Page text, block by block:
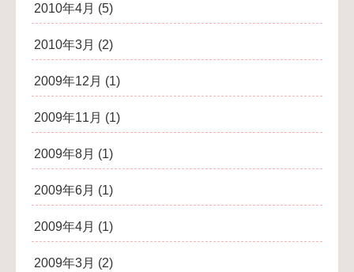
2010年4月 (5)
2010年3月 (2)
2009年12月 (1)
2009年11月 (1)
2009年8月 (1)
2009年6月 (1)
2009年4月 (1)
2009年3月 (2)